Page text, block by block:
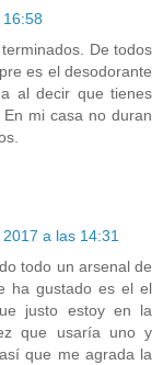
De todos
es el desodorante
al decir que tienes
mi casa no duran
a las 14:31
todo un arsenal de
ha gustado es el el
justo estoy en la
que usaría uno y
que me agrada la